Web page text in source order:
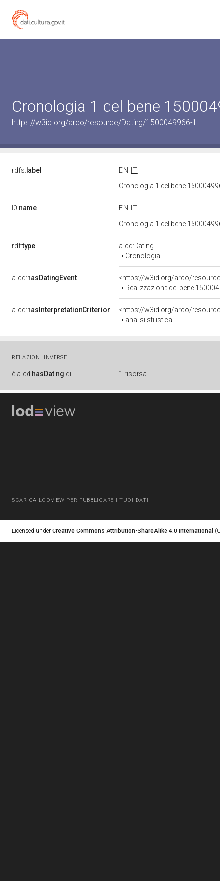
Cronologia 1 del bene
https://w3id.org/arco/resource/Dating/1500049966-1
rdfs: label EN
IT
Cronologia 1 del bene
l0:name EN
IT
Cronologia 1 del bene
rdf:type
a-cd:Dating
Cronologia
a-cd:hasDatingEvent
<https://w3id.org/arco/
Realizzazione del bene
a-cd:hasInterpretationCriterion
<https://w3id.org/arco/
analisi stilistica
RELAZIONI INVERSE
è a-cd:hasDating di 1 risorsa
SCARICA LODVIEW PER PUBBLICARE I TUOI DATI
Licensed under Creative Commons Attribution-ShareAlike 4.0 International